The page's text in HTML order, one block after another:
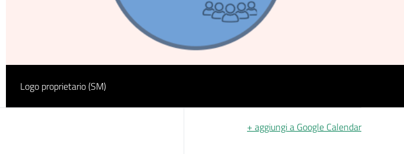
Logo proprietario (SM)
+ aggiungi a Google Calendar